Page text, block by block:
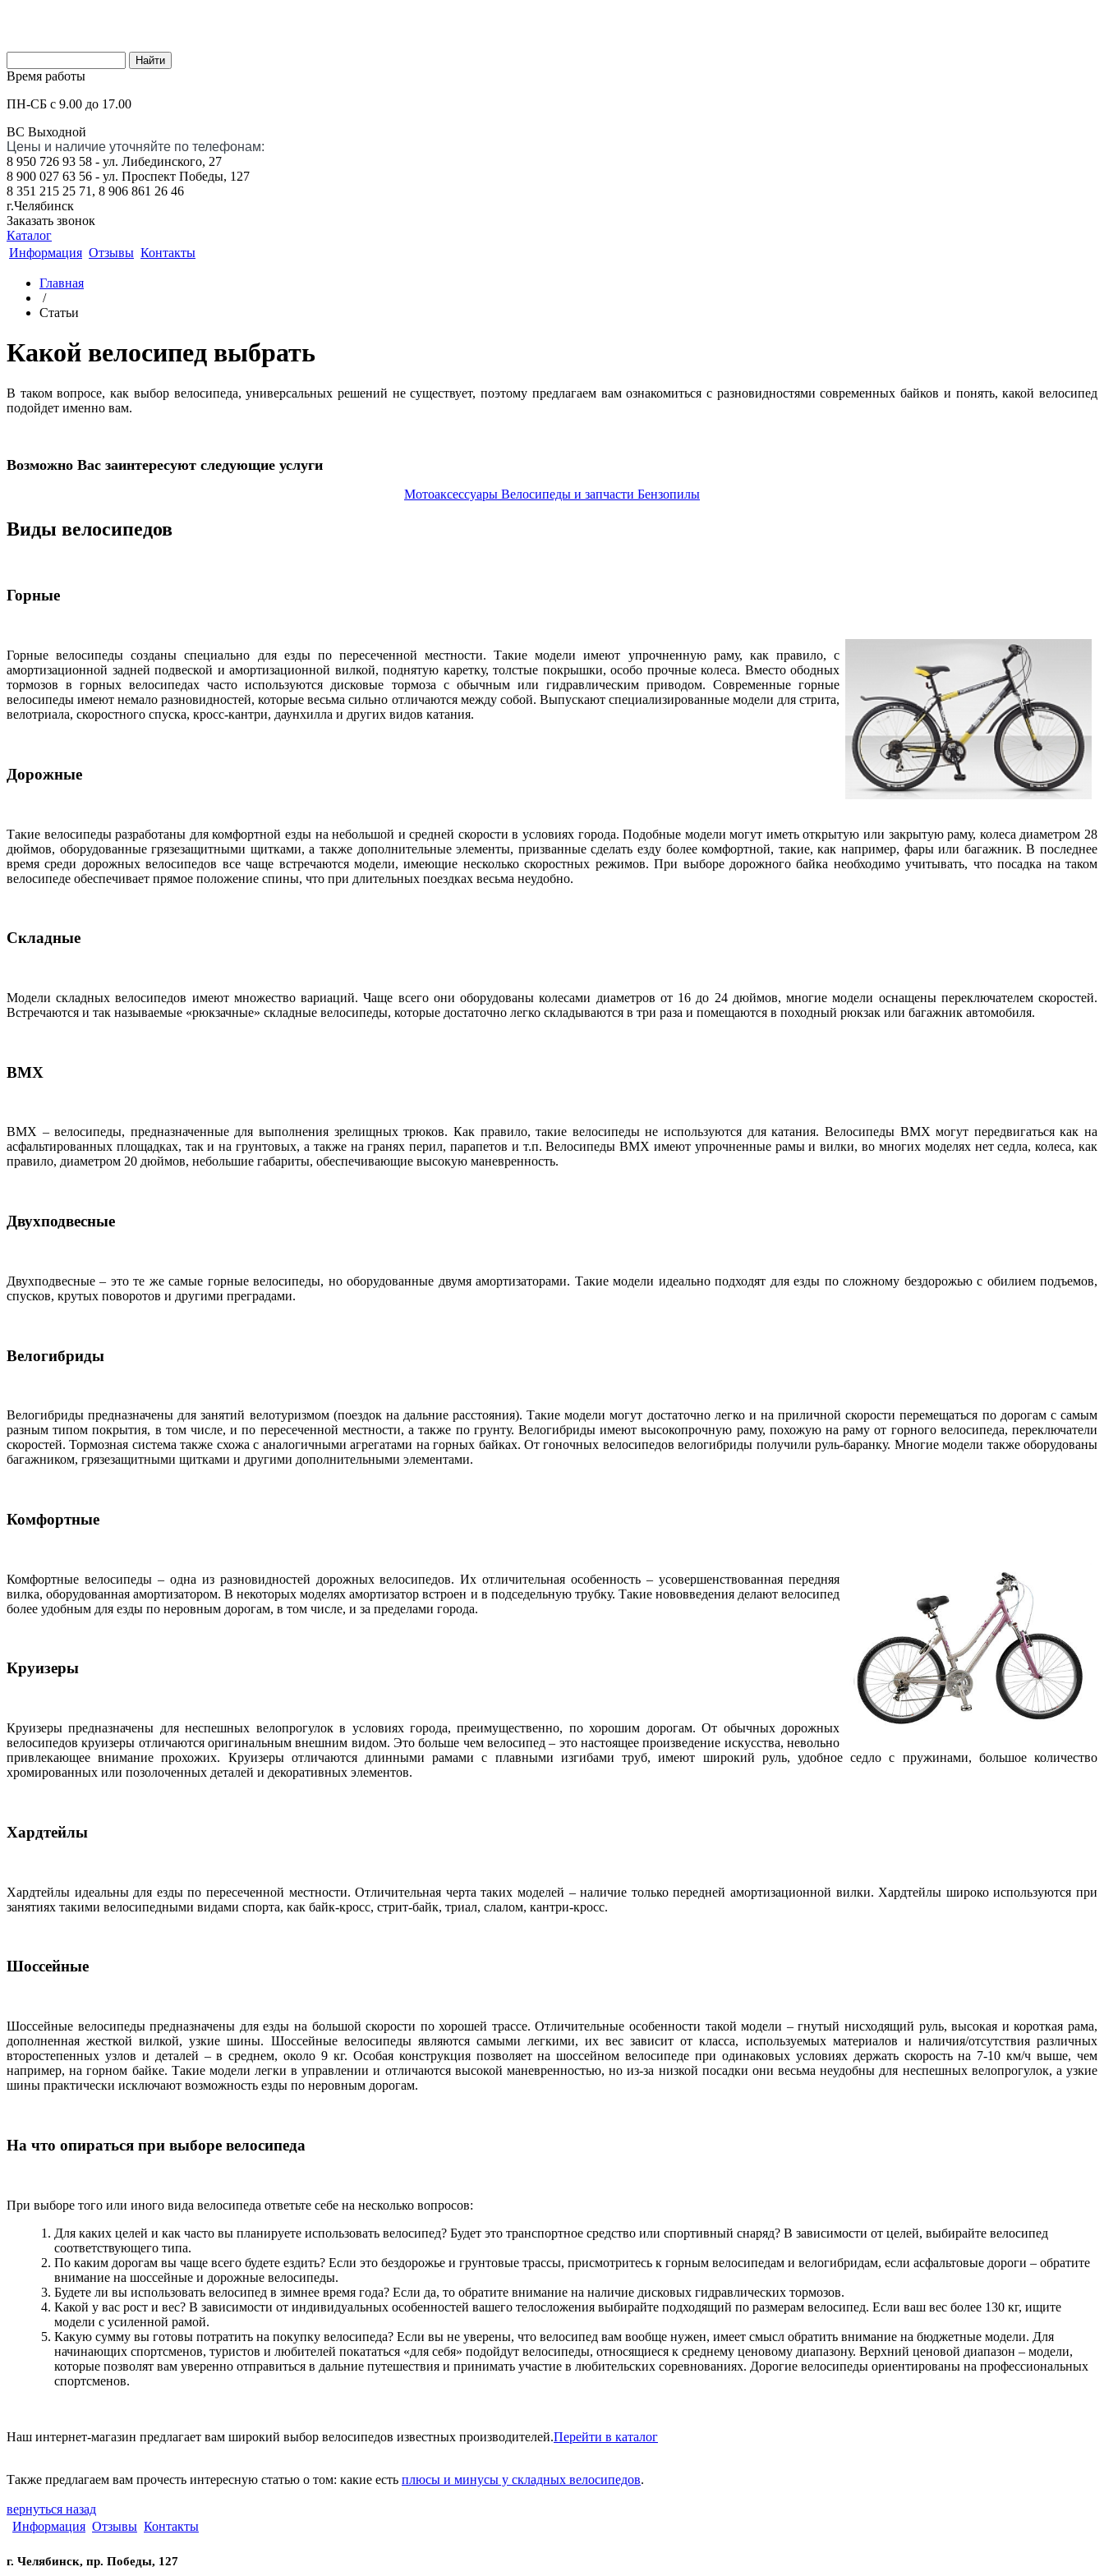
Время работы
ПН-СБ с 9.00 до 17.00
ВС Выходной
Цены и наличие уточняйте по телефонам:
8 950 726 93 58 - ул. Либединского, 27
8 900 027 63 56 - ул. Проспект Победы, 127
8 351 215 25 71, 8 906 861 26 46
г.Челябинск
Заказать звонок
Каталог
Информация Отзывы Контакты
Главная
/
Статьи
Какой велосипед выбрать
В таком вопросе, как выбор велосипеда, универсальных решений не существует, поэтому предлагаем вам ознакомиться с разновидностями современных байков и понять, какой велосипед
подойдет именно вам.
Возможно Вас заинтересуют следующие услуги
Мотоаксессуары Велосипеды и запчасти Бензопилы
Виды велосипедов
Горные
Горные велосипеды созданы специально для езды по пересеченной местности. Такие модели имеют упрочненную раму, как правило, с
амортизационной задней подвеской и амортизационной вилкой, поднятую каретку, толстые покрышки, особо прочные колеса. Вместо ободных
тормозов в горных велосипедах часто используются дисковые тормоза с обычным или гидравлическим приводом. Современные горные
велосипеды имеют немало разновидностей, которые весьма сильно отличаются между собой. Выпускают специализированные модели для стрита,
велотриала, скоростного спуска, кросс-кантри, даунхилла и других видов катания.
Дорожные
Такие велосипеды разработаны для комфортной езды на небольшой и средней скорости в условиях города. Подобные модели могут иметь открытую или закрытую раму, колеса диаметром 28
дюймов, оборудованные грязезащитными щитками, а также дополнительные элементы, призванные сделать езду более комфортной, такие, как например, фары или багажник. В последнее
время среди дорожных велосипедов все чаще встречаются модели, имеющие несколько скоростных режимов. При выборе дорожного байка необходимо учитывать, что посадка на таком
велосипеде обеспечивает прямое положение спины, что при длительных поездках весьма неудобно.
Складные
Модели складных велосипедов имеют множество вариаций. Чаще всего они оборудованы колесами диаметров от 16 до 24 дюймов, многие модели оснащены переключателем скоростей.
Встречаются и так называемые «рюкзачные» складные велосипеды, которые достаточно легко складываются в три раза и помещаются в походный рюкзак или багажник автомобиля.
BMX
BMX – велосипеды, предназначенные для выполнения зрелищных трюков. Как правило, такие велосипеды не используются для катания. Велосипеды BMX могут передвигаться как на
асфальтированных площадках, так и на грунтовых, а также на гранях перил, парапетов и т.п. Велосипеды BMX имеют упрочненные рамы и вилки, во многих моделях нет седла, колеса, как
правило, диаметром 20 дюймов, небольшие габариты, обеспечивающие высокую маневренность.
Двухподвесные
Двухподвесные – это те же самые горные велосипеды, но оборудованные двумя амортизаторами. Такие модели идеально подходят для езды по сложному бездорожью с обилием подъемов,
спусков, крутых поворотов и другими преградами.
Велогибриды
Велогибриды предназначены для занятий велотуризмом (поездок на дальние расстояния). Такие модели могут достаточно легко и на приличной скорости перемещаться по дорогам с самым
разным типом покрытия, в том числе, и по пересеченной местности, а также по грунту. Велогибриды имеют высокопрочную раму, похожую на раму от горного велосипеда, переключатели
скоростей. Тормозная система также схожа с аналогичными агрегатами на горных байках. От гоночных велосипедов велогибриды получили руль-баранку. Многие модели также оборудованы
багажником, грязезащитными щитками и другими дополнительными элементами.
Комфортные
Комфортные велосипеды – одна из разновидностей дорожных велосипедов. Их отличительная особенность – усовершенствованная передняя
вилка, оборудованная амортизатором. В некоторых моделях амортизатор встроен и в подседельную трубку. Такие нововведения делают велосипед
более удобным для езды по неровным дорогам, в том числе, и за пределами города.
Круизеры
Круизеры предназначены для неспешных велопрогулок в условиях города, преимущественно, по хорошим дорогам. От обычных дорожных
велосипедов круизеры отличаются оригинальным внешним видом. Это больше чем велосипед – это настоящее произведение искусства, невольно
привлекающее внимание прохожих. Круизеры отличаются длинными рамами с плавными изгибами труб, имеют широкий руль, удобное седло с пружинами, большое количество
хромированных или позолоченных деталей и декоративных элементов.
Хардтейлы
Хардтейлы идеальны для езды по пересеченной местности. Отличительная черта таких моделей – наличие только передней амортизационной вилки. Хардтейлы широко используются при
занятиях такими велосипедными видами спорта, как байк-кросс, стрит-байк, триал, слалом, кантри-кросс.
Шоссейные
Шоссейные велосипеды предназначены для езды на большой скорости по хорошей трассе. Отличительные особенности такой модели – гнутый нисходящий руль, высокая и короткая рама,
дополненная жесткой вилкой, узкие шины. Шоссейные велосипеды являются самыми легкими, их вес зависит от класса, используемых материалов и наличия/отсутствия различных
второстепенных узлов и деталей – в среднем, около 9 кг. Особая конструкция позволяет на шоссейном велосипеде при одинаковых условиях держать скорость на 7-10 км/ч выше, чем
например, на горном байке. Такие модели легки в управлении и отличаются высокой маневренностью, но из-за низкой посадки они весьма неудобны для неспешных велопрогулок, а узкие
шины практически исключают возможность езды по неровным дорогам.
На что опираться при выборе велосипеда
При выборе того или иного вида велосипеда ответьте себе на несколько вопросов:
Для каких целей и как часто вы планируете использовать велосипед? Будет это транспортное средство или спортивный снаряд? В зависимости от целей, выбирайте велосипед
соответствующего типа.
По каким дорогам вы чаще всего будете ездить? Если это бездорожье и грунтовые трассы, присмотритесь к горным велосипедам и велогибридам, если асфальтовые дороги – обратите
внимание на шоссейные и дорожные велосипеды.
Будете ли вы использовать велосипед в зимнее время года? Если да, то обратите внимание на наличие дисковых гидравлических тормозов.
Какой у вас рост и вес? В зависимости от индивидуальных особенностей вашего телосложения выбирайте подходящий по размерам велосипед. Если ваш вес более 130 кг, ищите
модели с усиленной рамой.
Какую сумму вы готовы потратить на покупку велосипеда? Если вы не уверены, что велосипед вам вообще нужен, имеет смысл обратить внимание на бюджетные модели. Для
начинающих спортсменов, туристов и любителей покататься «для себя» подойдут велосипеды, относящиеся к среднему ценовому диапазону. Верхний ценовой диапазон – модели,
которые позволят вам уверенно отправиться в дальние путешествия и принимать участие в любительских соревнованиях. Дорогие велосипеды ориентированы на профессиональных
спортсменов.
Наш интернет-магазин предлагает вам широкий выбор велосипедов известных производителей.Перейти в каталог
Также предлагаем вам прочесть интересную статью о том: какие есть плюсы и минусы у складных велосипедов.
вернуться назад
Информация Отзывы Контакты
г. Челябинск, пр. Победы, 127